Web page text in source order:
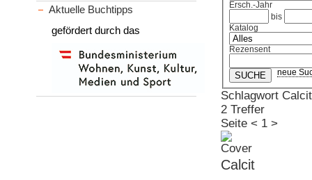
Ersch.-Jahr
bis
Katalog
Rezensent
neue
Schlagwort Calcit
2 Treffer
Seite < 1 >
Calcit
Aktuelle Buchtipps
gefördert durch das